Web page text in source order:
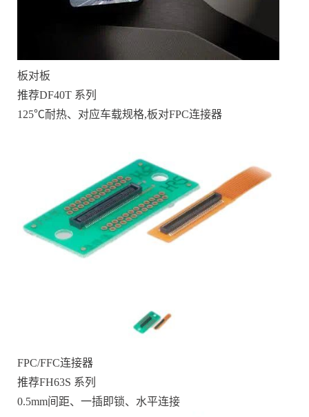
板对板
推荐DF40T 系列
125℃耐热、对应车载规格,板对FPC连接器
FPC/FFC连接器
推荐FH63S 系列
0.5mm间距、一插即锁、水平连接